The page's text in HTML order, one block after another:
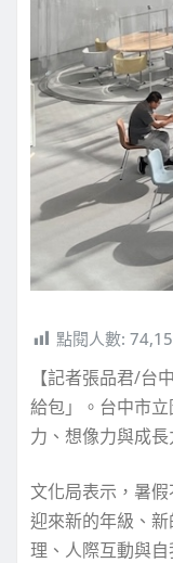
點閱人數:
【記者張品君/台
給包」。台中市
力、想像力與成
文化局表示，暑
迎來新的年級、
理、人際互動與